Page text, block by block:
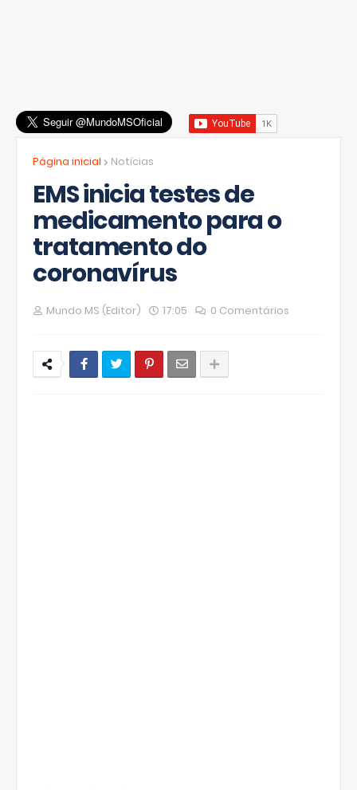
Página inicial Notícias
EMS inicia testes de
medicamento para o
tratamento do
coronavírus
Mundo MS (Editor) 17:05 0 Comentários